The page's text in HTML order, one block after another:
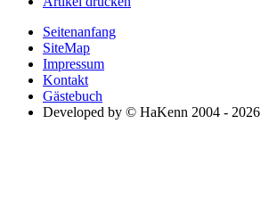
Seitenanfang
SiteMap
Impressum
Kontakt
Gästebuch
Developed by © HaKenn 2004 - 2026